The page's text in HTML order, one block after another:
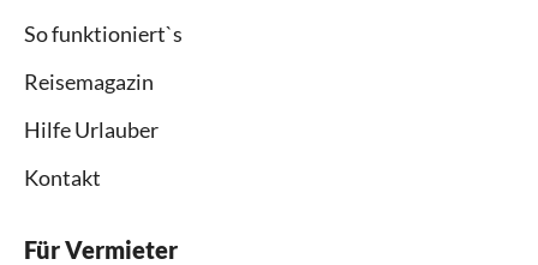
So funktioniert`s
Reisemagazin
Hilfe Urlauber
Kontakt
Für Vermieter